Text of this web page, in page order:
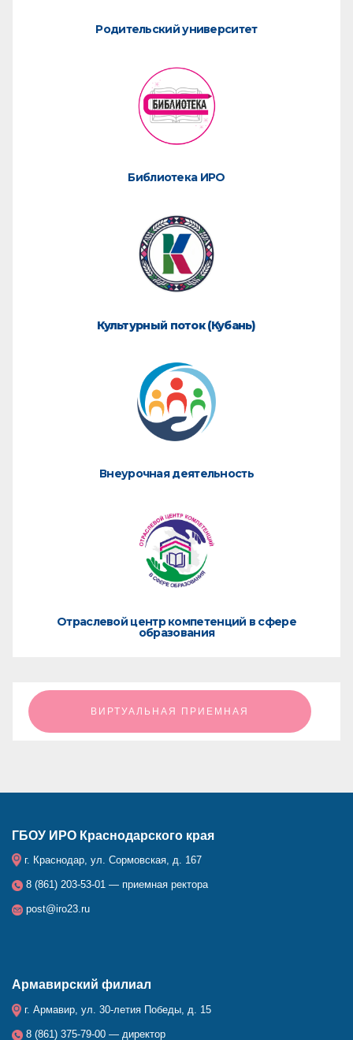
Родительский университет
Библиотека ИРО
Культурный поток (Кубань)
Внеурочная деятельность
Отраслевой центр компетенций в сфере
образования
ㅤㅤㅤㅤㅤㅤㅤㅤㅤВИРТУАЛЬНАЯ ПРИЕМНАЯㅤㅤㅤㅤㅤㅤㅤㅤㅤ
ГБОУ ИРО Краснодарского края
г. Краснодар, ул. Сормовская, д. 167
8 (861) 203-53-01 — приемная ректора
post@iro23.ru
Армавирский филиал
г. Армавир, ул. 30-летия Победы, д. 15
8 (861) 375-79-00 — директор